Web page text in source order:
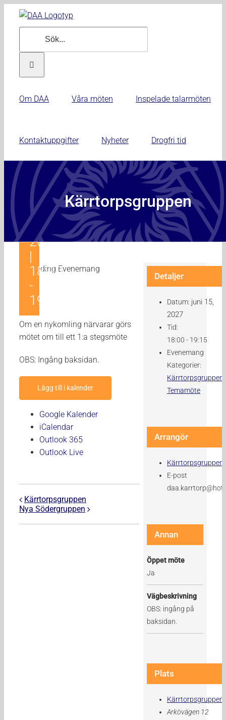
Fortsätt
Om DAA Våra möten Inspelade talarmöten
Kontaktuppgifter Nyheter Drogfri tid
Kärrtorpsgruppen
Kärrtorpsgruppen
juni
15,
2027
|
18:00
-
19:15
Om en nykomling närvarar görs
mötet om till ett 1:a stegsmöte
OBS: Ingång baksidan.
Lägg till i kalender
Google Kalender
iCalendar
Outlook 365
Outlook Live
Kärrtorpsgruppen
Nya Södergruppen
Detaljer
Datum: juni 15,
2027
Tid:
18:00 - 19:15
Evenemang
Kategorier:
Kärrtorpsgruppen
Temamöte
Arrangör
Kärrtorpsgruppen
E-post
Annan
Öppet möte
Ja
Vägbeskrivning
OBS: ingång på
baksidan.
Plats
Kärrtorpsgruppen
Arkövägen 12